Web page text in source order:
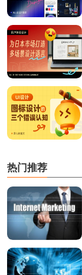
热门推荐